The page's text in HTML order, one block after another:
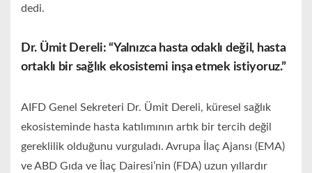
dedi.
Dr. Ümit Dereli: “Yalnızca hasta odaklı değil, hasta
ortaklı bir sağlık ekosistemi inşa etmek istiyoruz.”
AIFD Genel Sekreteri Dr. Ümit Dereli, küresel sağlık
ekosisteminde hasta katılımının artık bir tercih değil
gereklilik olduğunu vurguladı. Avrupa İlaç Ajansı (EMA)
ve ABD Gıda ve İlaç Dairesi’nin (FDA) uzun yıllardır